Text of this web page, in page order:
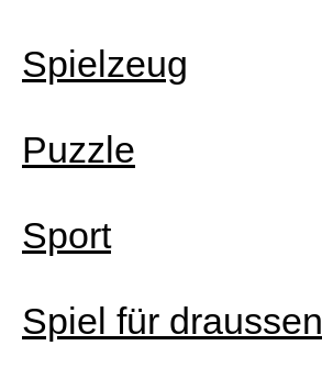
Spielzeug
Puzzle
Sport
Spiel für draussen